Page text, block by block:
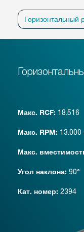
Горизонтальный
Макс. RCF: 18.516
Макс. RPM: 13.000
Макс.
Угол наклона: 90°
Кат. номер: 2394